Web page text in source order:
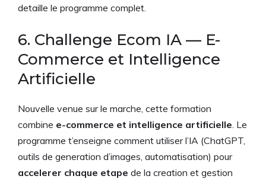
detaille le programme complet.
6. Challenge Ecom IA — E-
Commerce et Intelligence
Artificielle
Nouvelle venue sur le marche, cette formation
combine e-commerce et intelligence artificielle . Le
programme t’enseigne comment utiliser l’IA (ChatGPT,
outils de generation d’images, automatisation) pour
accelerer chaque etape de la creation et gestion